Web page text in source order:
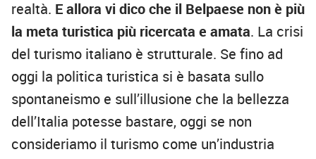
realtà. E allora vi dico che il Belpaese non è più
la meta turistica più ricercata e amata. La crisi
del turismo italiano è strutturale. Se fino ad
oggi la politica turistica si è basata sullo
spontaneismo e sull’illusione che la bellezza
dell’Italia potesse bastare, oggi se non
consideriamo il turismo come un’industria